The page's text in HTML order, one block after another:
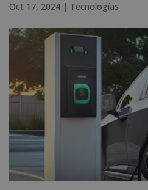
Oct 17, 2024 | Tecnologías